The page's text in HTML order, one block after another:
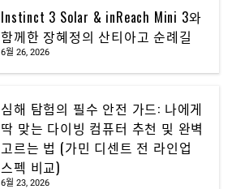
Instinct 3 Solar & inReach Mini 3와
함께한 장혜정의 산티아고 순례길
6월 26, 2026
심해 탐험의 필수 안전 가드: 나에게
딱 맞는 다이빙 컴퓨터 추천 및 완벽
고르는 법 (가민 디센트 전 라인업
스펙 비교)
6월 23, 2026